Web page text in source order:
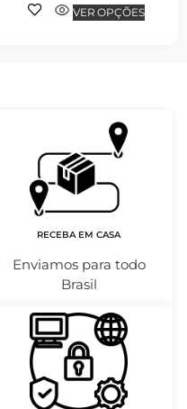
VER OPÇÕES
RECEBA EM CASA
Enviamos para todo
Brasil